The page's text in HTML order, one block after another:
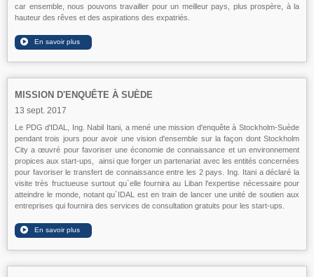
car ensemble, nous pouvons travailler pour un meilleur pays, plus prospère, à la
hauteur des rêves et des aspirations des expatriés.
MISSION D'ENQUÊTE À SUÈDE
13 sept. 2017
Le PDG d'IDAL, Ing. Nabil Itani, a mené une mission d'enquête à Stockholm-Suède
pendant trois jours pour avoir une vision d'ensemble sur la façon dont Stockholm
City a œuvré pour favoriser une économie de connaissance et un environnement
propices aux start-ups, ainsi que forger un partenariat avec les entités concernées
pour favoriser le transfert de connaissance entre les 2 pays. Ing. Itani a déclaré la
visite très fructueuse surtout qu`elle fournira au Liban l'expertise nécessaire pour
atteindre le monde, notant qu`IDAL est en train de lancer une unité de soutien aux
entreprises qui fournira des services de consultation gratuits pour les start-ups.